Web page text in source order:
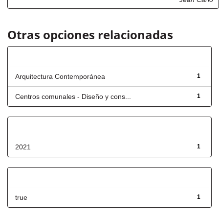
Otras opciones relacionadas
1
Arquitectura Contemporánea
1
Centros comunales - Diseño y cons...
1
2021
1
true